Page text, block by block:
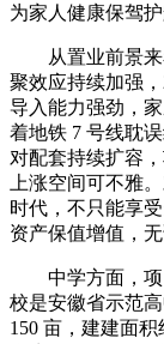
为家人健康保驾护
从置业前景来
聚效应持续加强
导入能力强劲，
着地铁 7 号线耽
对配套持续扩容
上涨空间可不雅
时代，不只能享
资产保值增值，
中学方面，项
校是安徽省示范
150 亩，建建面